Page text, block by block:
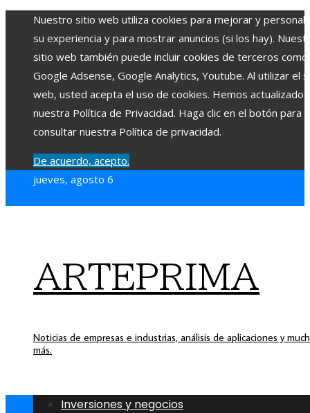
Nuestro sitio web utiliza cookies para mejorar y
su experiencia y para mostrar anuncios (si los hay).
sitio web también puede incluir cookies de terceros como
Google Adsense, Google Analytics, Youtube. Al utilizar el
web, usted acepta el uso de cookies. Hemos actualizado
nuestra Política de Privacidad. Haga clic en el botón para
consultar nuestra Política de privacidad.
De acuerdo, acepto.
jueves, agosto 6
ARTEPRIMA
Noticias de empresas e industrias, análisis de aplicaciones y
más.
Inversiones y negocios